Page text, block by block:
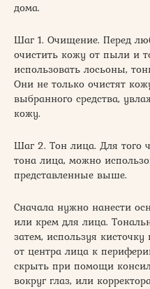
дома.
Шаг 1. Очищение. Перед
очистить кожу от пыли и
использовать лосьоны,
Они не только очистят
выбранного средства,
кожу.
Шаг 2. Тон лица. Для того
тона лица, можно
представленные выше.
Сначала нужно нанести
или крем для лица.
затем, используя
от центра лица к
скрыть при помощи
вокруг глаз, или